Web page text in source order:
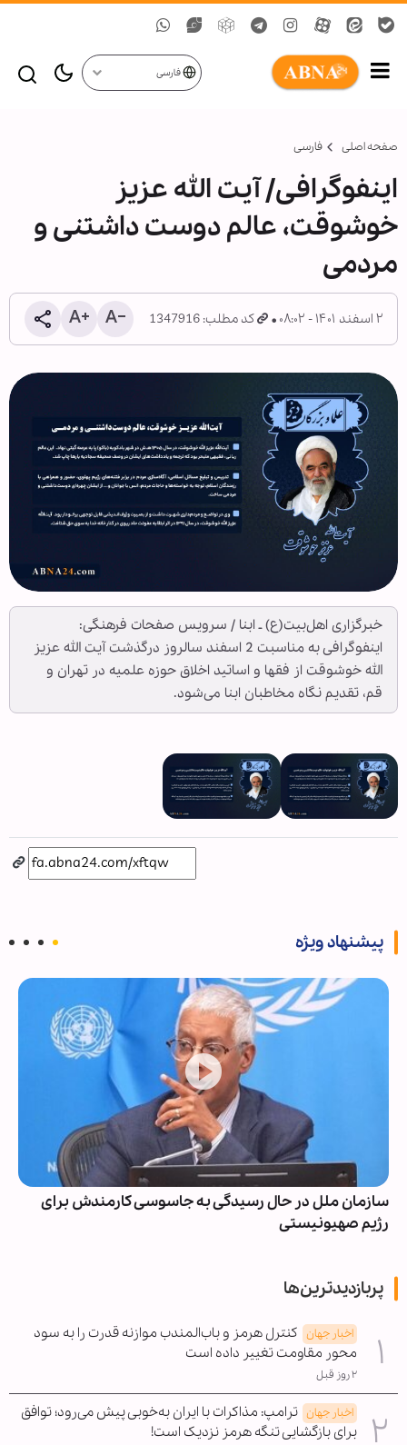
فارسی
صفحه اصلی فارسی
اینفوگرافی/ آیت الله عزیز
خوشوقت، عالم دوست داشتنی و
مردمی
۲ اسفند ۱۴۰۱ - ۰۸:۰۲ کد مطلب: 1347916
خبرگزاری اهل‌بیت(ع) ـ ابنا / سرویس صفحات فرهنگی:
اینفوگرافی به مناسبت 2 اسفند سالروز درگذشت آیت الله عزیز
الله خوشوقت از فقها و اساتید اخلاق حوزه علمیه در تهران و
قم، تقدیم نگاه مخاطبان ابنا می‌شود.
پیشنهاد ویژه
سازمان ملل در حال رسیدگی به جاسوسی کارمندش برای
رژیم صهیونیستی
پربازدیدترین‌ها
اخبار جهان کنترل هرمز و باب‌المندب موازنه قدرت را به سود
محور مقاومت تغییر داده است
۲ روز قبل
اخبار جهان ترامپ: مذاکرات با ایران به‌خوبی پیش می‌رود؛ توافق
برای بازگشایی تنگه هرمز نزدیک است!